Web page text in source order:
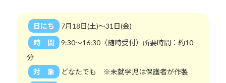
日にち
7月18日(土)～31日(金)
時 間
9:30～16:30（随時受付）所要時間：約10
分
対 象
どなたでも ※未就学児は保護者が作製